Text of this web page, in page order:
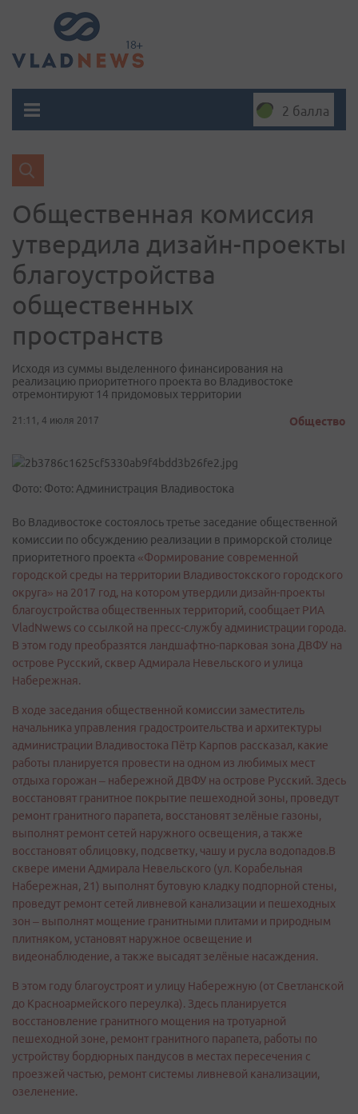
2 балла
Общественная комиссия
утвердила дизайн-проекты
благоустройства
общественных
пространств
Исходя из суммы выделенного финансирования на
реализацию приоритетного проекта во Владивостоке
отремонтируют 14 придомовых территории
21:11, 4 июля 2017 Общество
Фото: Фото: Администрация Владивостока
Во Владивостоке состоялось третье заседание общественной
комиссии по обсуждению реализации в приморской столице
приоритетного проекта «Формирование современной
городской среды на территории Владивостокского городского
округа» на 2017 год, на котором утвердили дизайн-проекты
благоустройства общественных территорий, сообщает РИА
VladNwews со ссылкой на пресс-службу администрации города.
В этом году преобразятся ландшафтно-парковая зона ДВФУ на
острове Русский, сквер Адмирала Невельского и улица
Набережная.
В ходе заседания общественной комиссии заместитель
начальника управления градостроительства и архитектуры
администрации Владивостока Пётр Карпов рассказал, какие
работы планируется провести на одном из любимых мест
отдыха горожан – набережной ДВФУ на острове Русский. Здесь
восстановят гранитное покрытие пешеходной зоны, проведут
ремонт гранитного парапета, восстановят зелёные газоны,
выполнят ремонт сетей наружного освещения, а также
восстановят облицовку, подсветку, чашу и русла водопадов.В
сквере имени Адмирала Невельского (ул. Корабельная
Набережная, 21) выполнят бутовую кладку подпорной стены,
проведут ремонт сетей ливневой канализации и пешеходных
зон – выполнят мощение гранитными плитами и природным
плитняком, установят наружное освещение и
видеонаблюдение, а также высадят зелёные насаждения.
В этом году благоустроят и улицу Набережную (от Светланской
до Красноармейского переулка). Здесь планируется
восстановление гранитного мощения на тротуарной
пешеходной зоне, ремонт гранитного парапета, работы по
устройству бордюрных пандусов в местах пересечения с
проезжей частью, ремонт системы ливневой канализации,
озеленение.